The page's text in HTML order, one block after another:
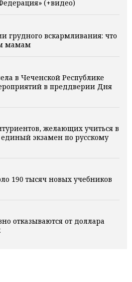
(+видео)
грудного вскармливания: что
мамам
в Чеченской Республике
в преддверии Дня
желающих учиться в
экзамен по русскому
190 тысяч новых учебников
отказываются от доллара